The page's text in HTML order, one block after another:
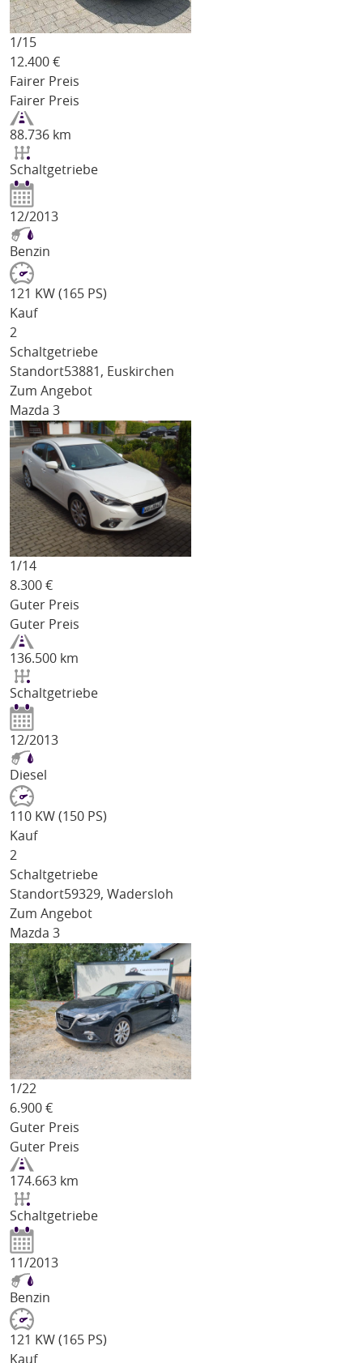
1/15
12.400 €
Fairer Preis
Fairer Preis
88.736 km
Schaltgetriebe
12/2013
Benzin
121 KW (165 PS)
Kauf
2
Schaltgetriebe
Standort53881, Euskirchen
Zum Angebot
Mazda 3
1/14
8.300 €
Guter Preis
Guter Preis
136.500 km
Schaltgetriebe
12/2013
Diesel
110 KW (150 PS)
Kauf
2
Schaltgetriebe
Standort59329, Wadersloh
Zum Angebot
Mazda 3
1/22
6.900 €
Guter Preis
Guter Preis
174.663 km
Schaltgetriebe
11/2013
Benzin
121 KW (165 PS)
Kauf